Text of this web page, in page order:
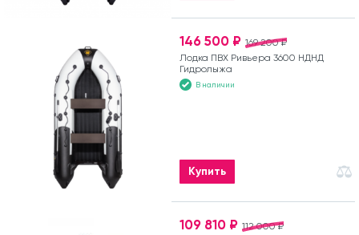
169 200 ₽
146 500 ₽
Лодка ПВХ Ривьера 3600 НДНД
Гидролыжа
В наличии
Купить
112 000 ₽
109 810 ₽